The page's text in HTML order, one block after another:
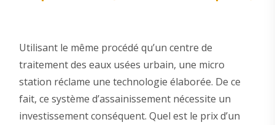
Utilisant le même procédé qu’un centre de
traitement des eaux usées urbain, une micro
station réclame une technologie élaborée. De ce
fait, ce système d’assainissement nécessite un
investissement conséquent. Quel est le prix d’un